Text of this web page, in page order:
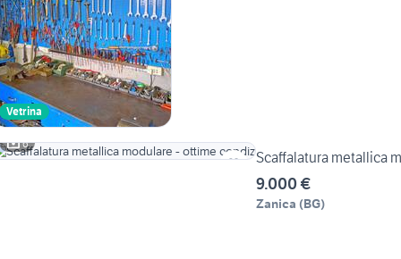
Vetrina
6
Scaffalatura metallica
9.000 €
Zanica (BG)